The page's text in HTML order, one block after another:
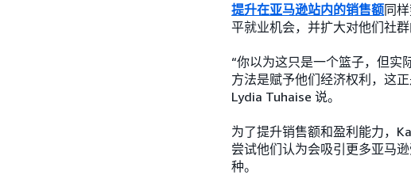
提升在亚马逊站内的销售额同
平就业机会，并扩大对他们社群
“你以为这只是一个篮子，但实
方法是赋予他们经济权利，这
Lydia Tuhaise 说。
为了提升销售额和盈利能力，
尝试他们认为会吸引更多亚马
种。